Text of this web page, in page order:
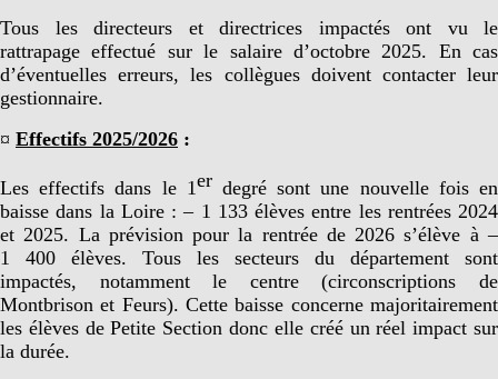
Tous les directeurs et directrices impactés ont vu le
rattrapage effectué sur le salaire d’octobre 2025. En cas
d’éventuelles erreurs, les collègues doivent contacter leur
gestionnaire.
¤ Effectifs 2025/2026 :
Les effectifs dans le 1erdegré sont une nouvelle fois en
baisse dans la Loire : – 1 133 élèves entre les rentrées 2024
et 2025. La prévision pour la rentrée de 2026 s’élève à –
1 400 élèves. Tous les secteurs du département sont
impactés, notamment le centre (circonscriptions de
Montbrison et Feurs). Cette baisse concerne majoritairement
les élèves de Petite Section donc elle créé un réel impact sur
la durée.